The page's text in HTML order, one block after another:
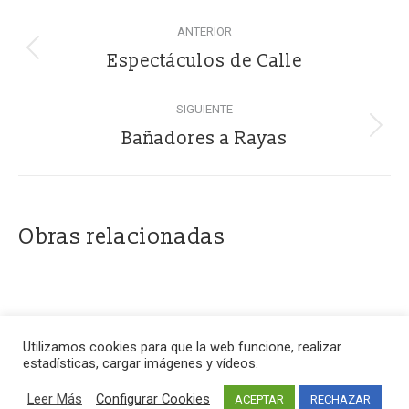
entre
ANTERIOR
Proyecto
Espectáculos de Calle
SIGUIENTE
Proyecto
Bañadores a Rayas
Obras relacionadas
Utilizamos cookies para que la web funcione, realizar
estadísticas, cargar imágenes y vídeos.
Leer Más Configurar Cookies ACEPTAR RECHAZAR